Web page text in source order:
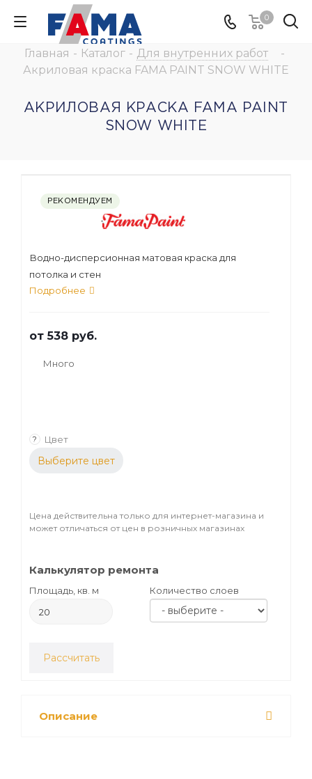
0
Главная - Каталог - Для внутренних работ
-
Акриловая краска FAMA PAINT SNOW WHITE
АКРИЛОВАЯ КРАСКА FAMA PAINT
SNOW WHITE
РЕКОМЕНДУЕМ
Водно-дисперсионная матовая краска для
потолка и стен
Подробнее
от538 руб.
Много
? Цвет
Выберите цвет
Цена действительна только для интернет-магазина и
может отличаться от цен в розничных магазинах
Калькулятор ремонта
Площадь, кв. м Количество слоев
Рассчитать
Описание